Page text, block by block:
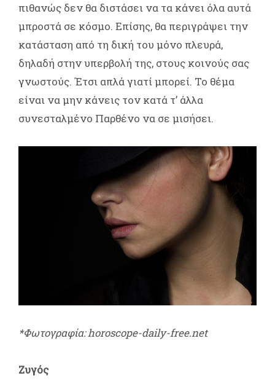
πιθανώς δεν θα διστάσει να τα κάνει όλα αυτά
μπροστά σε κόσμο. Επίσης, θα περιγράψει την
κατάσταση από τη δική του μόνο πλευρά,
δηλαδή στην υπερβολή της, στους κοινούς σας
γνωστούς. Έτσι απλά γιατί μπορεί. Το θέμα
είναι να μην κάνεις τον κατά τ’ άλλα
συνεσταλμένο Παρθένο να σε μισήσει.
*Φωτογραφία: horoscope-daily-free.net
Ζυγός